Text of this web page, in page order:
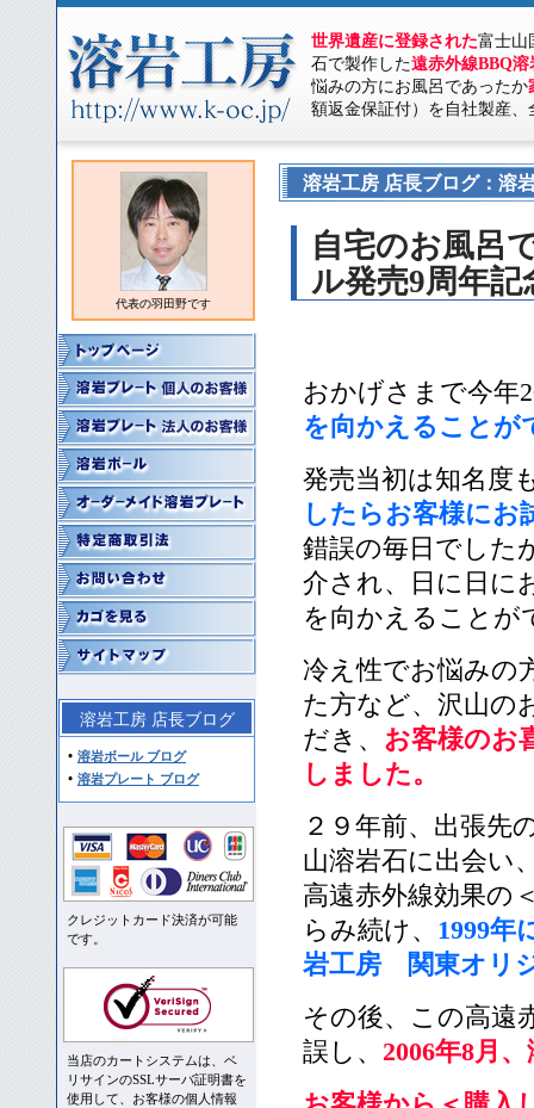
世界遺産に登録された富士山
石で製作した遠赤外線BBQ溶
悩みの方にお風呂であったか
額返金保証付）を自社製産
代表の羽田野です
溶岩工房 店長ブログ
溶岩ボール ブログ
溶岩プレート ブログ
クレジットカード決済が可能
です。
当店のカートシステムは、ベ
リサインのSSLサーバ証明書を
使用して、お客様の個人情報
溶岩工房 店長ブログ：溶
自宅のお風呂
ル発売9周年
おかげさまで今年
を向かえることが
発売当初は知名度
したらお客様にお
錯誤の毎日でした
介され、日に日に
を向かえることが
冷え性でお悩みの
た方など、沢山の
だき、 お客様のお
しました。
２９年前、出張先
山溶岩石に出会い
高遠赤外線効果の
らみ続け、 1999年
岩工房 関東オリ
その後、この高遠
誤し、 2006年8月